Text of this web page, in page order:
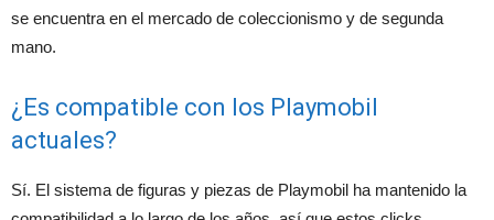
se encuentra en el mercado de coleccionismo y de segunda
mano.
¿Es compatible con los Playmobil
actuales?
Sí. El sistema de figuras y piezas de Playmobil ha mantenido la